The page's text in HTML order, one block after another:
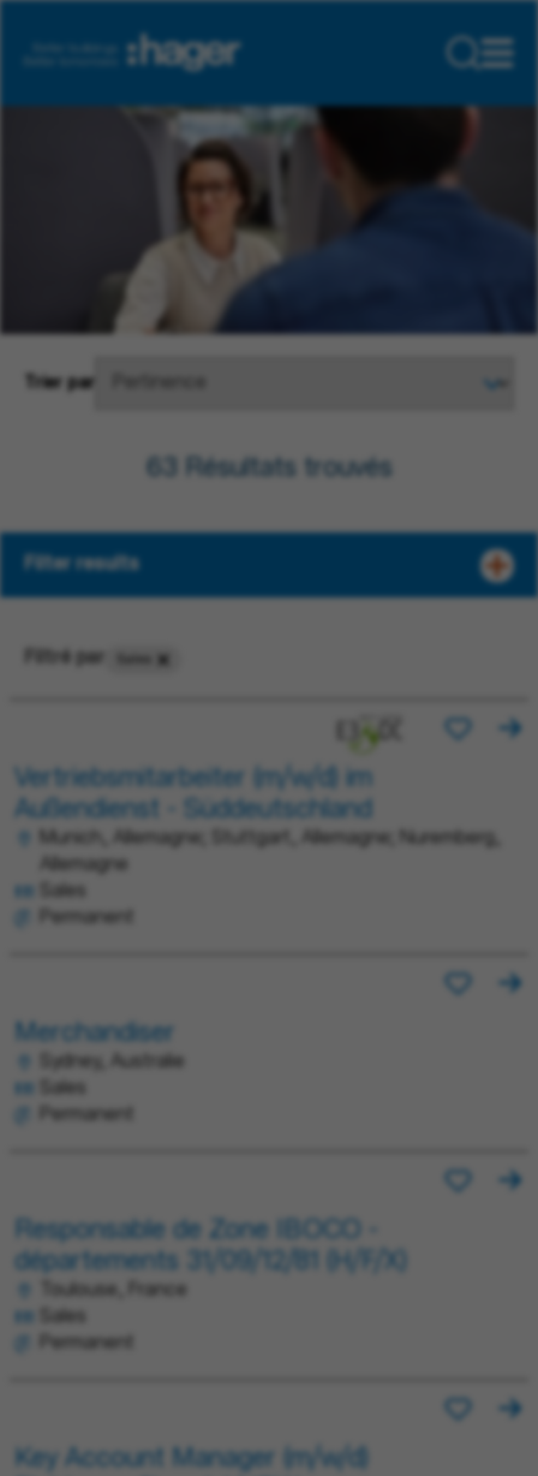
Trier par
Résultats trouvés
Filter results
Filtré par
Vertriebsmitarbeiter (m/w/d) im
Außendienst - Süddeutschland
Munich, Allemagne; Stuttgart, Allemagne; Nuremberg,
Allemagne
Sales
Permanent
Merchandiser
Sydney, Australie
Sales
Permanent
Responsable de Zone IBOCO -
départements 31/09/12/81 (H/F/X)
Toulouse, France
Sales
Permanent
Key Account Manager (m/w/d)